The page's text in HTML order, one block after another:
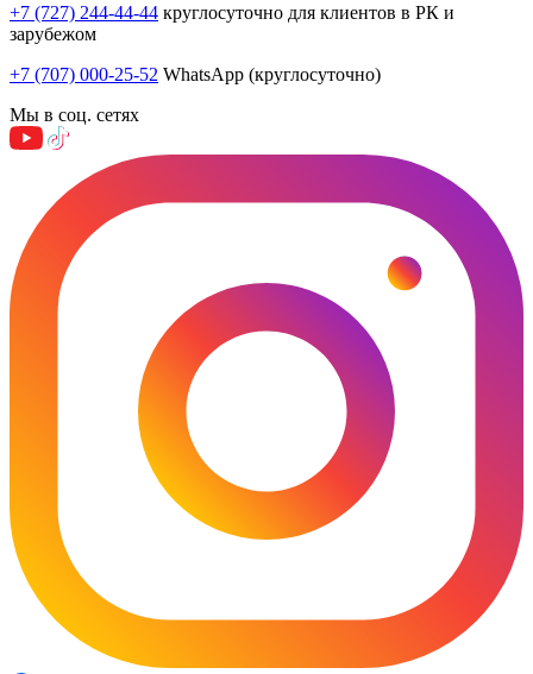
+7 (727) 244-44-44 круглосуточно для клиентов в РК и
зарубежом
+7 (707) 000-25-52 WhatsApp (круглосуточно)
Мы в соц. сетях